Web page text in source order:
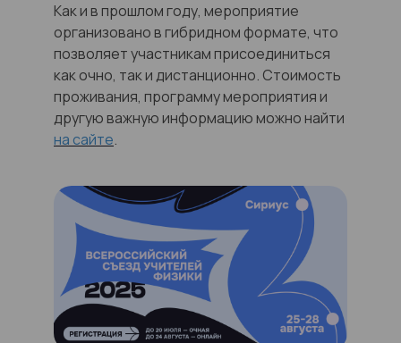
Как и в прошлом году, мероприятие
организовано в гибридном формате, что
позволяет участникам присоединиться
как очно, так и дистанционно. Стоимость
проживания, программу мероприятия и
другую важную информацию можно найти
на сайте.